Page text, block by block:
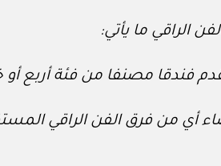
الراقي ما يأتي: